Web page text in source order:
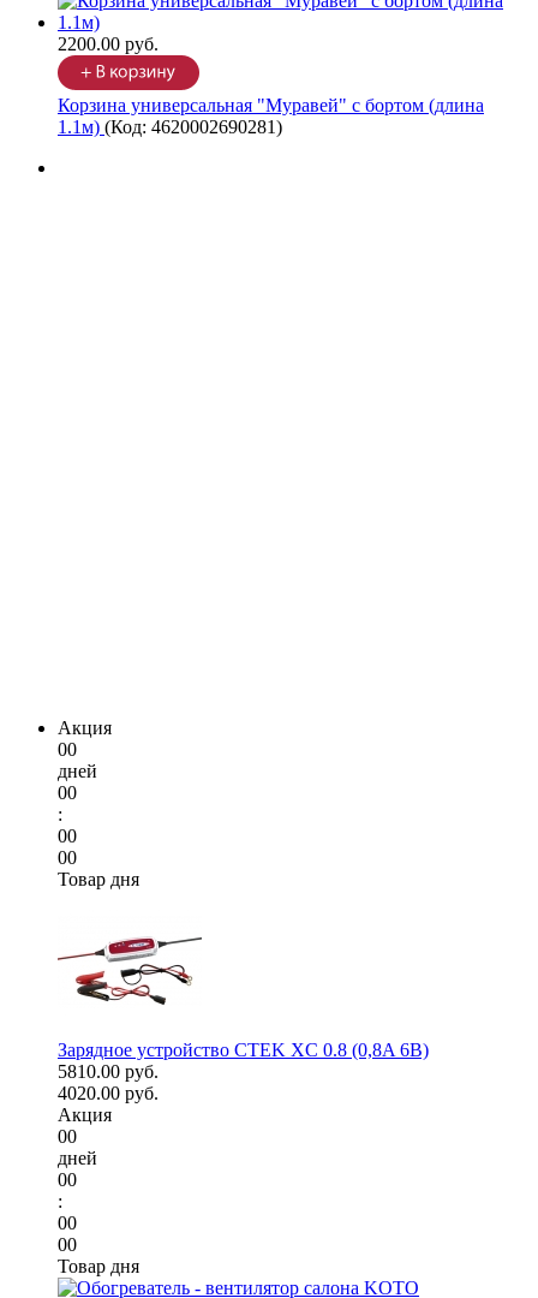
2200.00 руб.
Корзина универсальная "Муравей" с бортом (длина
1.1м) (Код: 4620002690281)
Акция
00
дней
00
:
00
00
Товар дня
Зарядное устройство CTEK XC 0.8 (0,8A 6В)
5810.00 руб.
4020.00 руб.
Акция
00
дней
00
:
00
00
Товар дня